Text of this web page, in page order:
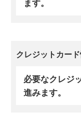
ます。
クレジットカー
必要なクレジ
進みます。